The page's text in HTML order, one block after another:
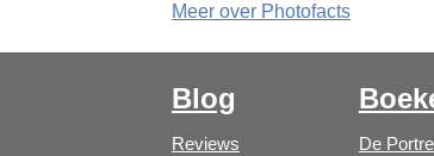
Meer over Photofacts
Blog
Reviews
De